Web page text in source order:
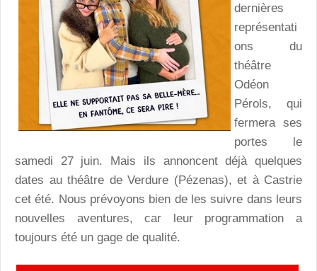
dernières
représentati
ons du
théâtre
Odéon
Pérols, qui
fermera ses
portes le
samedi 27 juin. Mais ils annoncent déjà quelques
dates au théâtre de Verdure (Pézenas), et à Castrie
cet été. Nous prévoyons bien de les suivre dans leurs
nouvelles aventures, car leur programmation a
toujours été un gage de qualité.